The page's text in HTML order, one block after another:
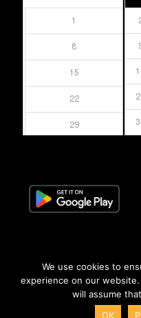
1
8
15
22
29
© সর্বস্বত্ব সংরক্ষিত । এই
We use cookies to
experience on our
will assume
OK